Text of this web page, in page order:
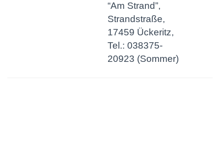
“Am Strand”,
Strandstraße,
17459 Ückeritz,
Tel.: 038375-
20923 (Sommer)